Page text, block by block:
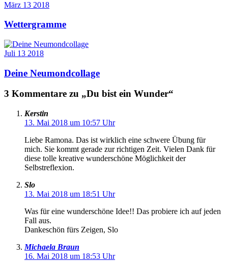
März 13 2018
Wettergramme
Juli 13 2018
Deine Neumondcollage
3 Kommentare zu „Du bist ein Wunder“
Kerstin
13. Mai 2018 um 10:57 Uhr
Liebe Ramona. Das ist wirklich eine schwere Übung für
mich. Sie kommt gerade zur richtigen Zeit. Vielen Dank für
diese tolle kreative wunderschöne Möglichkeit der
Selbstreflexion.
Slo
13. Mai 2018 um 18:51 Uhr
Was für eine wunderschöne Idee!! Das probiere ich auf jeden
Fall aus.
Dankeschön fürs Zeigen, Slo
Michaela Braun
16. Mai 2018 um 18:53 Uhr